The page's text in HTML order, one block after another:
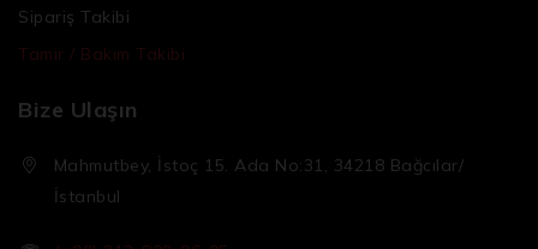
Sipariş Takibi
Tamir / Bakım Takibi
Bize Ulaşın
Mahmutbey, İstoç 15. Ada No:31, 34218 Bağcılar/
İstanbul